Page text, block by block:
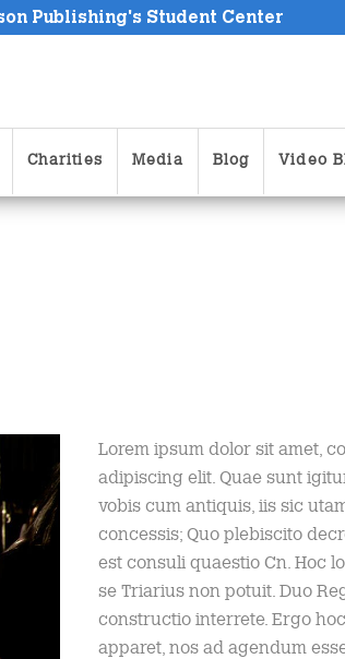
Publishing's Student Center
Charities Media Blog Video
Lorem ipsum dolor sit amet,
adipiscing elit. Quae sunt
vobis cum antiquis, iis sic
concessis; Quo plebiscito
est consuli quaestio Cn. Hoc
se Triarius non potuit. Duo
constructio interrete. Ergo
apparet, nos ad agendum